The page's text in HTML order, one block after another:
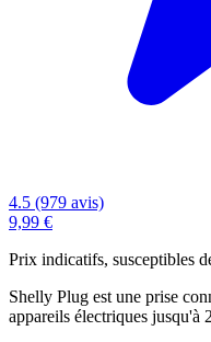
4.5 (979 avis)
9,99 €
Prix indicatifs, susceptibles
Shelly Plug est une prise
appareils électriques jusqu'à